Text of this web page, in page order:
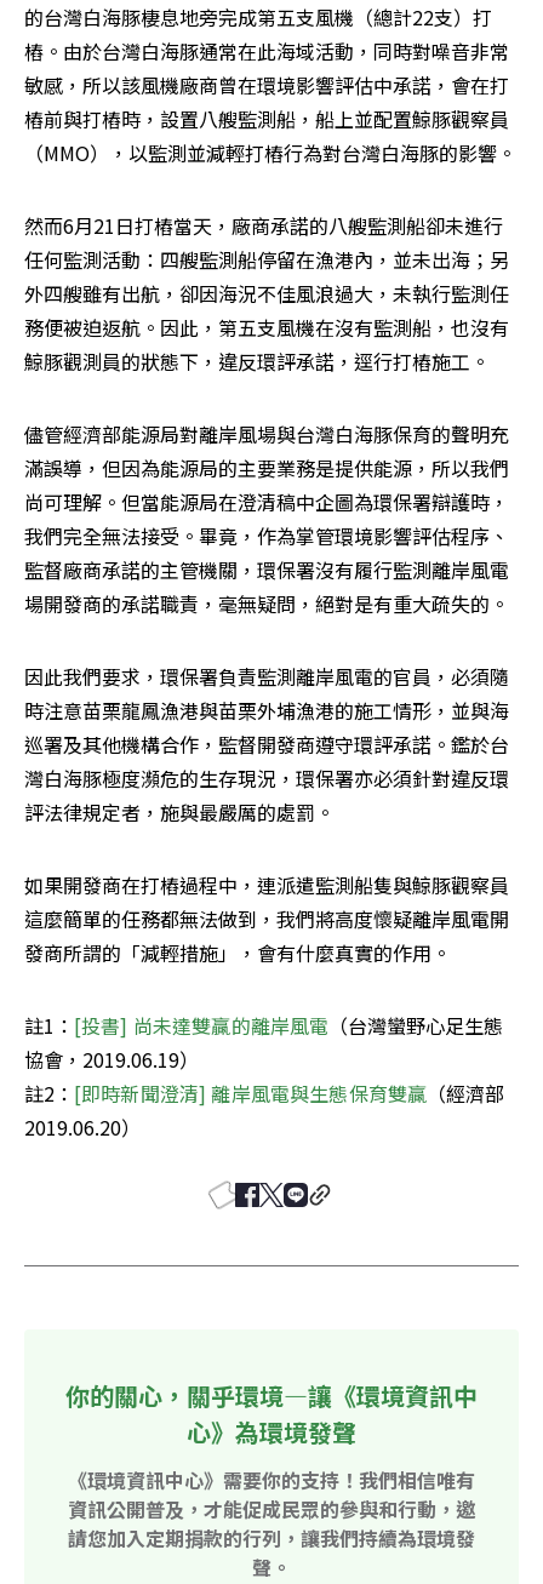
的台灣白海豚棲息地旁完成第五支風機（總計22支）打
樁。由於台灣白海豚通常在此海域活動，同時對噪音非常
敏感，所以該風機廠商曾在環境影響評估中承諾，會在打
樁前與打樁時，設置八艘監測船，船上並配置鯨豚觀察員
（MMO），以監測並減輕打樁行為對台灣白海豚的影響。
然而6月21日打樁當天，廠商承諾的八艘監測船卻未進行
任何監測活動：四艘監測船停留在漁港內，並未出海；另
外四艘雖有出航，卻因海況不佳風浪過大，未執行監測任
務便被迫返航。因此，第五支風機在沒有監測船，也沒有
鯨豚觀測員的狀態下，違反環評承諾，逕行打樁施工。
儘管經濟部能源局對離岸風場與台灣白海豚保育的聲明充
滿誤導，但因為能源局的主要業務是提供能源，所以我們
尚可理解。但當能源局在澄清稿中企圖為環保署辯護時，
我們完全無法接受。畢竟，作為掌管環境影響評估程序、
監督廠商承諾的主管機關，環保署沒有履行監測離岸風電
場開發商的承諾職責，毫無疑問，絕對是有重大疏失的。
因此我們要求，環保署負責監測離岸風電的官員，必須隨
時注意苗栗龍鳳漁港與苗栗外埔漁港的施工情形，並與海
巡署及其他機構合作，監督開發商遵守環評承諾。鑑於台
灣白海豚極度瀕危的生存現況，環保署亦必須針對違反環
評法律規定者，施與最嚴厲的處罰。
如果開發商在打樁過程中，連派遣監測船隻與鯨豚觀察員
這麼簡單的任務都無法做到，我們將高度懷疑離岸風電開
發商所謂的「減輕措施」，會有什麼真實的作用。
註1： [投書] 尚未達雙贏的離岸風電 （台灣蠻野心足生態
協會，2019.06.19）
註2： [即時新聞澄清] 離岸風電與生態保育雙贏 （經濟部
2019.06.20）
你的關心，關乎環境—讓《環境資訊中
心》為環境發聲
《環境資訊中心》需要你的支持！我們相信唯有
資訊公開普及，才能促成民眾的參與和行動，邀
請您加入定期捐款的行列，讓我們持續為環境發
聲。